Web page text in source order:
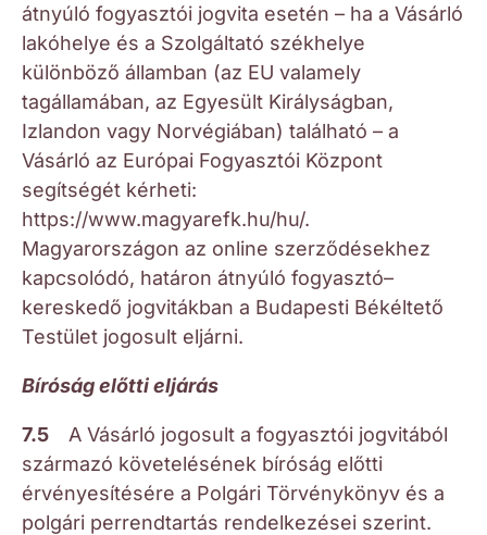
átnyúló fogyasztói jogvita esetén – ha a Vásárló
lakóhelye és a Szolgáltató székhelye
különböző államban (az EU valamely
tagállamában, az Egyesült Királyságban,
Izlandon vagy Norvégiában) található – a
Vásárló az Európai Fogyasztói Központ
segítségét kérheti:
https://www.magyarefk.hu/hu/.
Magyarországon az online szerződésekhez
kapcsolódó, határon átnyúló fogyasztó–
kereskedő jogvitákban a Budapesti Békéltető
Testület jogosult eljárni.
Bíróság előtti eljárás
7.5 A Vásárló jogosult a fogyasztói jogvitából
származó követelésének bíróság előtti
érvényesítésére a Polgári Törvénykönyv és a
polgári perrendtartás rendelkezései szerint.